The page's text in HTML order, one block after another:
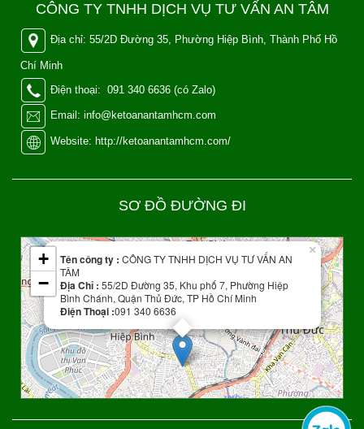
CÔNG TY TNHH DỊCH VỤ TƯ VẤN AN TÂM
Địa chỉ: 55/2D Đường 35, Phường Hiệp Bình, Thành Phố Hồ
Chí Minh
Điện thoại: 091 340 6636 (có Zalo)
Email: info@ketoanantamhcm.com
Website: http://ketoanantamhcm.com/
SƠ ĐỒ ĐƯỜNG ĐI
Tên công ty : CÔNG TY TNHH DỊCH VỤ TƯ VẤN AN
TÂM
Địa Chỉ : 55/2D Đường 35, Khu phố 7, Phường Hiệp
Bình Chánh, Quận Thủ Đức, TP Hồ Chí Minh
Điện Thoại :091 340 6636
×
+
−